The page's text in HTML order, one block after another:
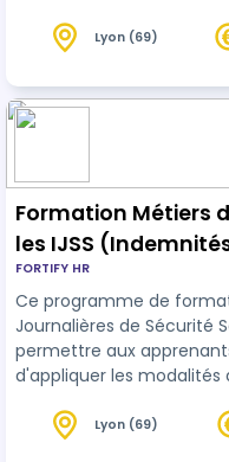
formations sont actives
Lyon (69)
Formation Métiers
les IJSS
Sécurité Sociale)
FORTIFY HR
Ce programme de
Journalières de Sécurité
permettre aux
d'appliquer les modalités
maternité et de
Lyon (69)